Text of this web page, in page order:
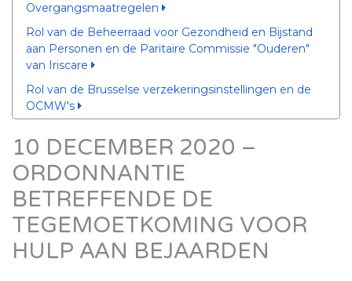
Overgangsmaatregelen
Rol van de Beheerraad voor Gezondheid en Bijstand
aan Personen en de Paritaire Commissie "Ouderen"
van Iriscare
Rol van de Brusselse verzekeringsinstellingen en de
OCMW's
10 DECEMBER 2020 –
ORDONNANTIE
BETREFFENDE DE
TEGEMOETKOMING VOOR
HULP AAN BEJAARDEN